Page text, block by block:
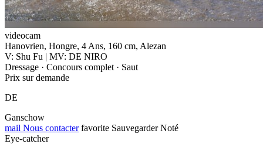
videocam
Hanovrien, Hongre, 4 Ans, 160 cm, Alezan
V: Shu Fu | MV: DE NIRO
Dressage · Concours complet · Saut
Prix sur demande
DE
Ganschow
mail Nous contacter favorite Sauvegarder Noté
Eye-catcher